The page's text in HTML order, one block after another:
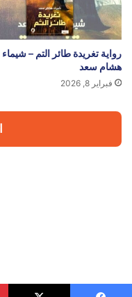
رواية تغريدة طائر التم – شيماء
هشام سعد
فبراير 8, 2026